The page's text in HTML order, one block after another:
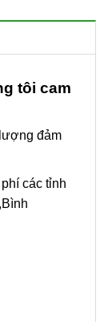
tôi cam
đảm
các tỉnh